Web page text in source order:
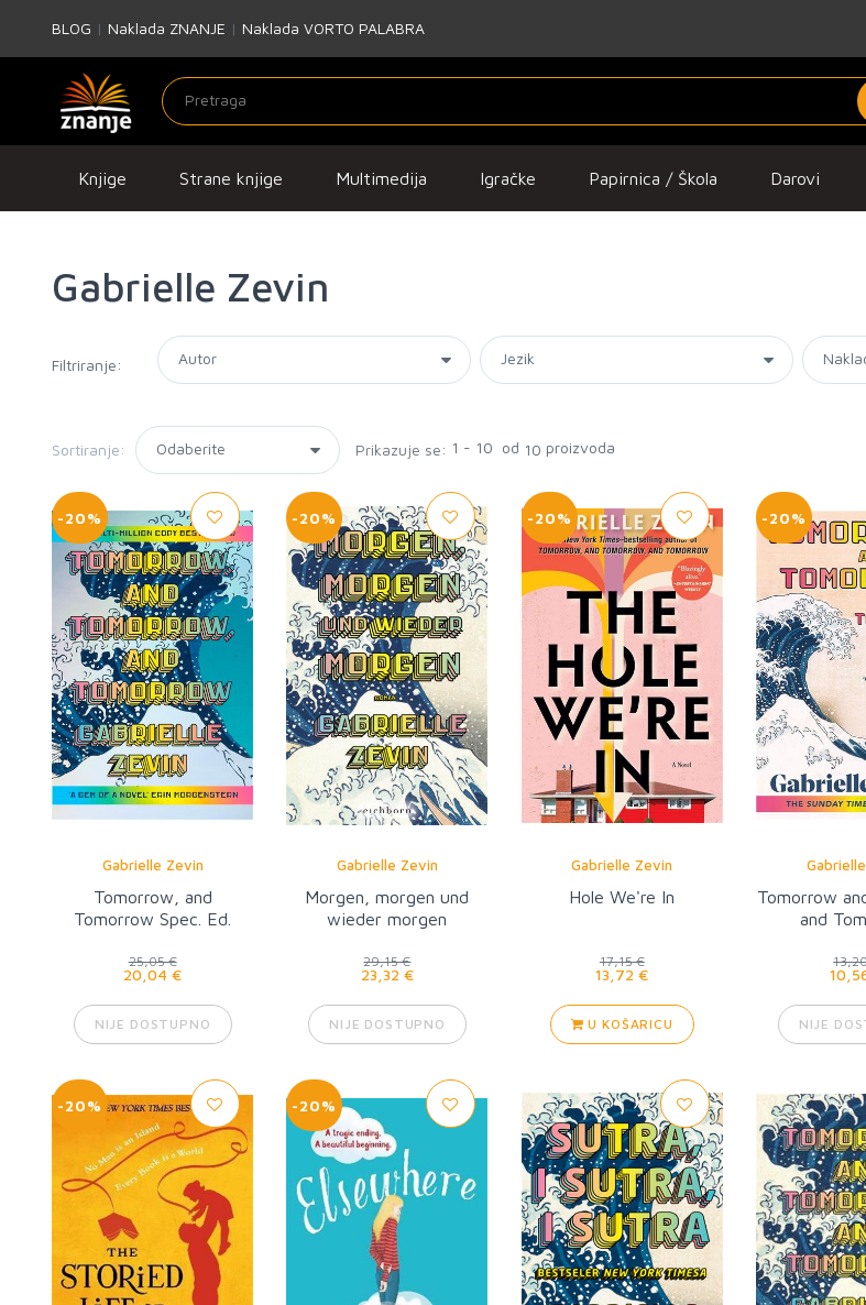
BLOG | Naklada ZNANJE | Naklada VORTO PALABRA
Knjige Strane knjige Multimedija Igračke Papirnica / Škola Darovi
Gabrielle Zevin
Filtriranje:
Sortiranje: Prikazuje se: 1 - 10 od 10 proizvoda
-20%
Gabrielle Zevin
Tomorrow, and
Tomorrow Spec. Ed.
25,05 €
20,04 €
NIJE DOSTUPNO
-20%
Gabrielle Zevin
Morgen, morgen und
wieder morgen
29,15 €
23,32 €
NIJE DOSTUPNO
-20%
Gabrielle Zevin
Hole We're In
17,15 €
13,72 €
U KOŠARICU
-20%
Tomorrow
and
NIJE
-20% -20%